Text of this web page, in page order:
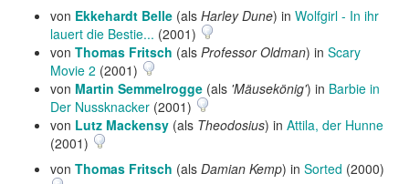
von Ekkehardt Belle (als Harley Dune) in Wolfgirl - In ihr
lauert die Bestie... (2001)
von Thomas Fritsch (als Professor Oldman) in Scary
Movie 2 (2001)
von Martin Semmelrogge (als 'Mäusekönig') in Barbie in
Der Nussknacker (2001)
von Lutz Mackensy (als Theodosius) in Attila, der Hunne
(2001)
von Thomas Fritsch (als Damian Kemp) in Sorted (2000)